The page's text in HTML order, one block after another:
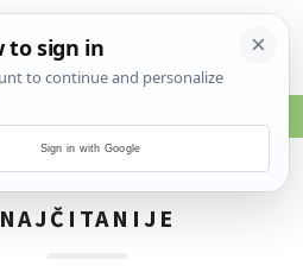
NAJČITANIJE
Sign in with Google